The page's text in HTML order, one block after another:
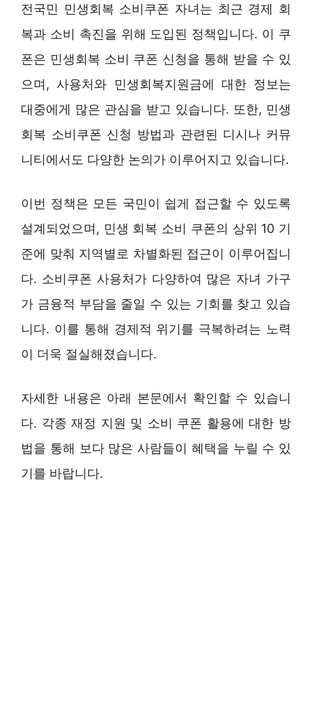
전국민 민생회복 소비쿠폰 자녀는 최근 경제 회
복과 소비 촉진을 위해 도입된 정책입니다. 이 쿠
폰은 민생회복 소비 쿠폰 신청을 통해 받을 수 있
으며, 사용처와 민생회복지원금에 대한 정보는
대중에게 많은 관심을 받고 있습니다. 또한, 민생
회복 소비쿠폰 신청 방법과 관련된 디시나 커뮤
니티에서도 다양한 논의가 이루어지고 있습니다.
이번 정책은 모든 국민이 쉽게 접근할 수 있도록
설계되었으며, 민생 회복 소비 쿠폰의 상위 10 기
준에 맞춰 지역별로 차별화된 접근이 이루어집니
다. 소비쿠폰 사용처가 다양하여 많은 자녀 가구
가 금융적 부담을 줄일 수 있는 기회를 찾고 있습
니다. 이를 통해 경제적 위기를 극복하려는 노력
이 더욱 절실해졌습니다.
자세한 내용은 아래 본문에서 확인할 수 있습니
다. 각종 재정 지원 및 소비 쿠폰 활용에 대한 방
법을 통해 보다 많은 사람들이 혜택을 누릴 수 있
기를 바랍니다.